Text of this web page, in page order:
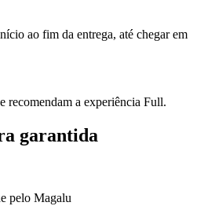
ao fim da entrega, até chegar em
recomendam a experiência Full.
garantida
pelo Magalu